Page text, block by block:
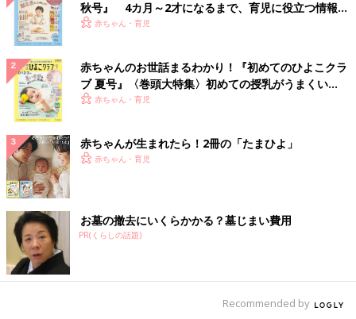
秋号』 4カ月～2才になるまで、育児に役立つ情報が
いっぱい！
赤ちゃん・育児
赤ちゃんのお世話まるわかり！『初めてのひよこクラ
ブ 夏号』〈巻頭大特集〉初めての授乳がうまくい
く！ おっぱい・ミルクの基本と夏のトラブル 解決テ
赤ちゃん・育児
赤ちゃんが生まれたら！2冊の「たまひよ」
赤ちゃん・育児
お墓の撤去にいくらかかる？墓じまい費用
PR(くらしの話題)
Recommended by